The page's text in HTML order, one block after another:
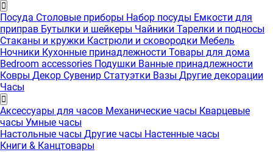
Посуда Столовые приборы Набор посуды Емкости для
приправ Бутылки и шейкеры Чайники Тарелки и подносы
Стаканы и кружки Кастрюли и сковородки Мебель
Ночники Кухонные принадлежности Товары для дома
Bedroom accessories Подушки Ванные принадлежности
Ковры Декор Сувенир Статуэтки Вазы Другие декорации
Часы
Аксессуары для часов Механические часы Кварцевые
часы Умные часы
Настольные часы Другие часы Настенные часы
Книги & Канцтовары